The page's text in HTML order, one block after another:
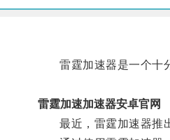
雷霆加速器是一个十分
雷霆加速加速器安卓官网
最近，雷霆加速器推出